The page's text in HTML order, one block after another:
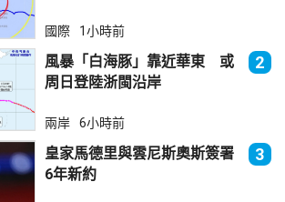
國際 1小時前
風暴「白海豚」靠近華東 或
周日登陸浙閩沿岸
2
兩岸 6小時前
皇家馬德里與雲尼斯奧斯簽署
6年新約
3